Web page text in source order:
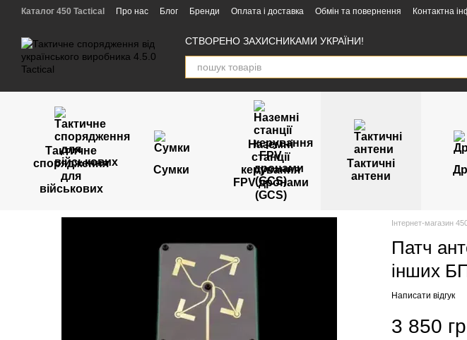
Перейти к основному контенту
Каталог 450 Tactical Про нас Блог Бренди Оплата і доставка Обмін та повернення Контактна
СТВОРЕНО ЗАХИСНИКАМИ УКРАЇНИ!
Тактичне
спорядження
для
військових
Сумки
Наземні
станції
керування
FPV дронами
(GCS)
Тактичні
антени
Інтернет-магазин
Патч
інших
Написати відгук
3 850